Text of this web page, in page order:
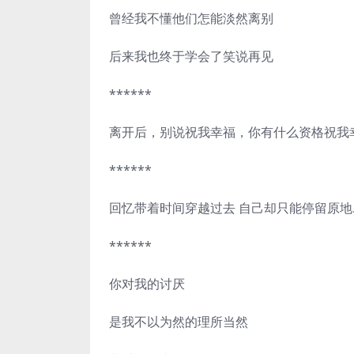
曾经我不懂他们怎能淡然离别
后来我也终于学会了笑说再见
******
离开后，别说祝我幸福，你有什么资格祝我
******
回忆带着时间穿越过去 自己却只能停留原地
******
你对我的讨厌
是我不以为然的理所当然